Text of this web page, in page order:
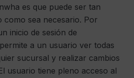
es que puede ser tan
como sea necesario. Por
inicio de sesión de
a un usuario ver todas
sucursal y realizar cambios
usuario tiene pleno acceso al